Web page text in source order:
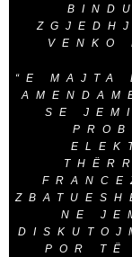
VENKO
“E MAJTA
SE
NE
POR TË